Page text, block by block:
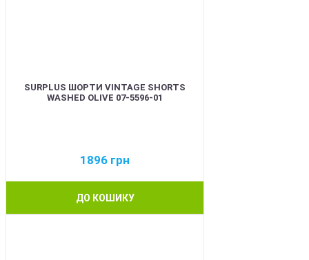
SURPLUS ШОРТИ VINTAGE SHORTS
WASHED OLIVE 07-5596-01
1896 грн
ДО КОШИКУ